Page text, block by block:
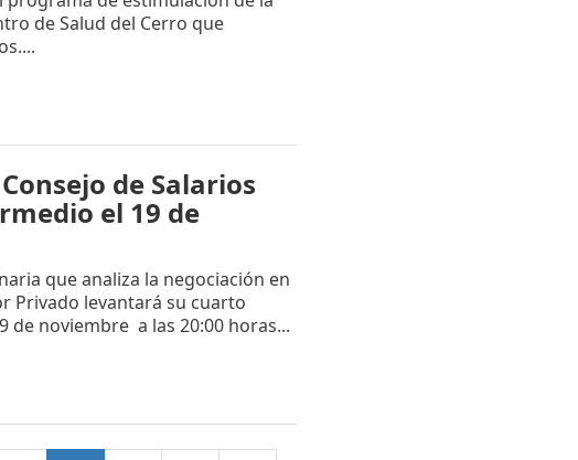
de Salud del Cerro que
de Salarios
el 19 de
que analiza la negociación en
Privado levantará su cuarto
de noviembre a las 20:00 horas...